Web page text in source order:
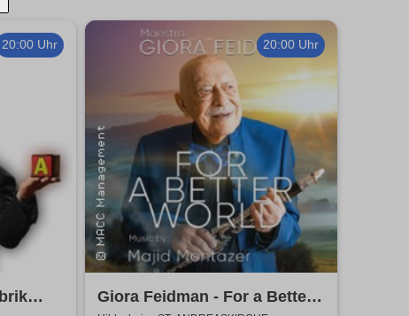
20:00 Uhr 20:00 Uhr
Giora Feidman - For a Better